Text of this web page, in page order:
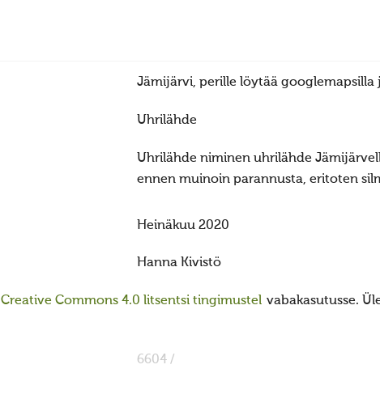
Jämijärvi, perille löytää googlemapsilla
Uhrilähde
Uhrilähde niminen uhrilähde
ennen muinoin parannusta, eritoten
Heinäkuu 2020
Hanna Kivistö
Creative Commons 4.0 litsentsi tingimustel vabakasutusse.
6604 /